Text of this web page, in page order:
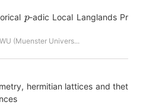
-adic Local Langlands Pr
(Muenster Univers...
hermitian lattices and thet